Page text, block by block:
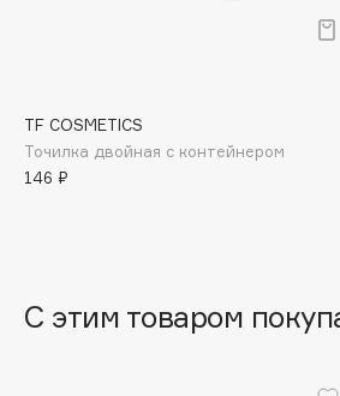
Balmain Hair Couture
Banderas
Beauty Pati
TF COSMETICS
Точилка двойная с контейнером
146 ₽
С этим товаром